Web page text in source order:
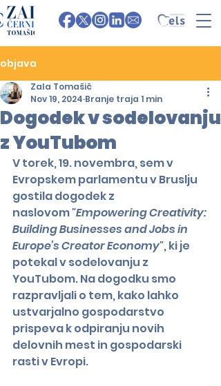
objava
Dogodek v sodelovanju
z YouTubom
Zala Tomašič
Nov 19, 2024 Branje traja 1 min
V torek, 19. novembra, sem v
Evropskem parlamentu v Bruslju
gostila dogodek z
naslovom "Empowering Creativity:
Building Businesses and Jobs in
Europe’s Creator Economy", ki je
potekal v sodelovanju z
YouTubom. Na dogodku smo
razpravljali o tem, kako lahko
ustvarjalno gospodarstvo
prispeva k odpiranju novih
delovnih mest in gospodarski
rasti v Evropi.